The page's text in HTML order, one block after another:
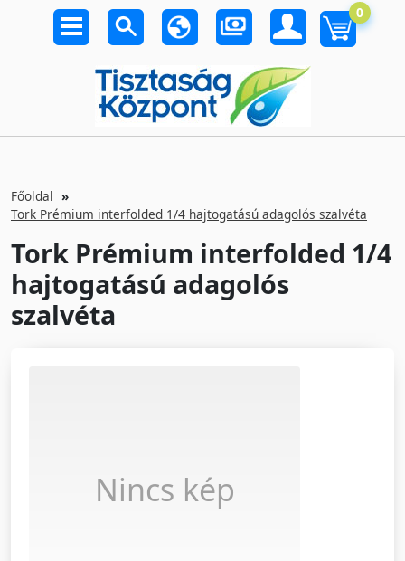
0
Főoldal
Tork Prémium interfolded 1/4 hajtogatású adagolós szalvéta
Tork Prémium interfolded 1/4
hajtogatású adagolós
szalvéta
Nincs kép